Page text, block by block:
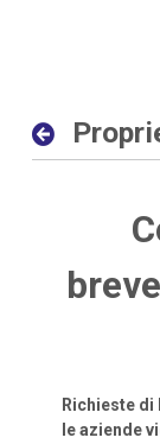
delle
Richieste
le aziende